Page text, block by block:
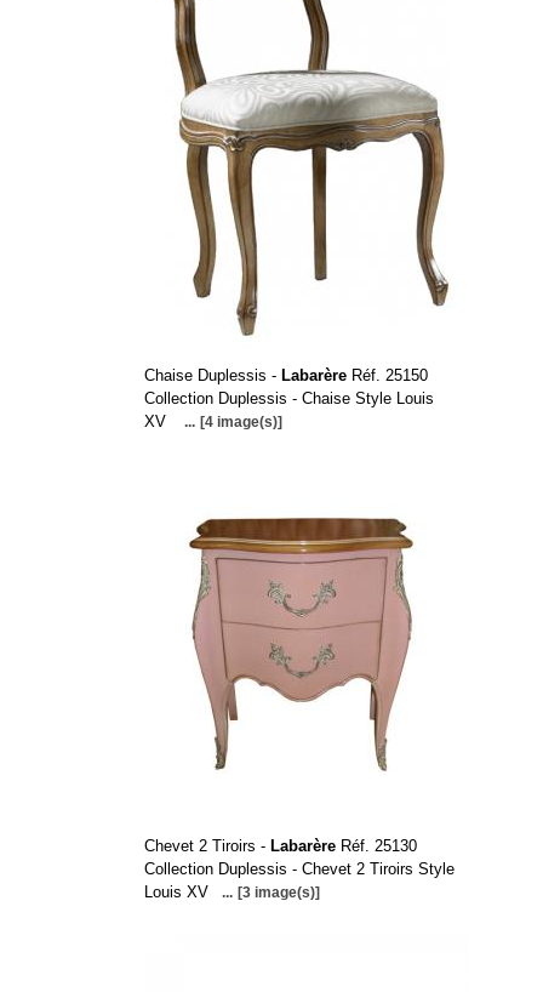
Chaise Duplessis - LabarèreRéf. 25150
Collection Duplessis - Chaise Style Louis
XV
... [4 image(s)]
Chevet 2 Tiroirs - LabarèreRéf. 25130
Collection Duplessis - Chevet 2 Tiroirs Style
Louis XV
... [3 image(s)]